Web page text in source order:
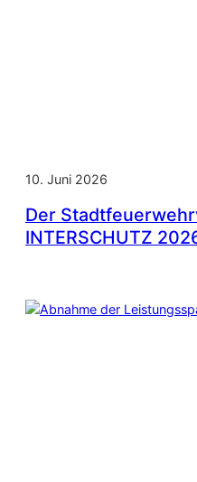
10. Juni 2026
Der
INTERSCHUTZ